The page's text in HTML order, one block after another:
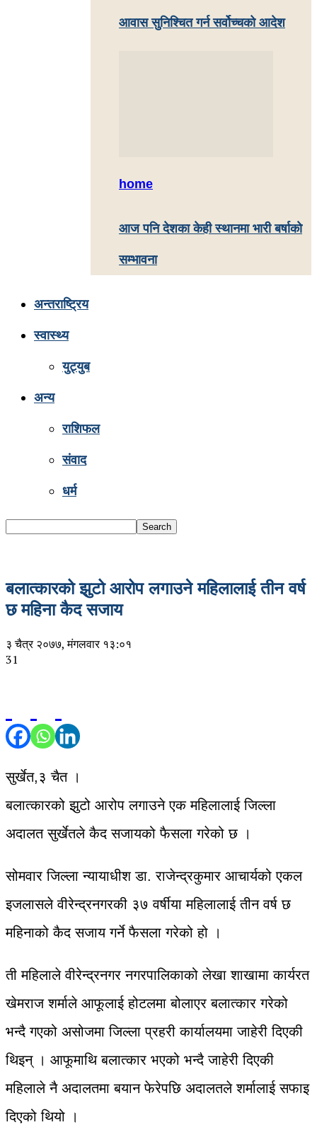
आवास सुनिश्चित गर्न सर्वोच्चको आदेश
home
आज पनि देशका केही स्थानमा भारी बर्षाकाे
सम्भावना
अन्तराष्ट्रिय
स्वास्थ्य
युट्युब
अन्य
राशिफल
संवाद
धर्म
बलात्कारको झुटो आरोप लगाउने महिलालाई तीन वर्ष
छ महिना कैद सजाय
३ चैत्र २०७७, मंगलवार १३:०१
31
सुर्खेत,३ चैत ।
बलात्कारको झुटो आरोप लगाउने एक महिलालाई जिल्ला
अदालत सुर्खेतले कैद सजायको फैसला गरेको छ ।
सोमवार जिल्ला न्यायाधीश डा. राजेन्द्रकुमार आचार्यको एकल
इजलासले वीरेन्द्रनगरकी ३७ वर्षीया महिलालाई तीन वर्ष छ
महिनाको कैद सजाय गर्ने फैसला गरेको हो ।
ती महिलाले वीरेन्द्रनगर नगरपालिकाको लेखा शाखामा कार्यरत
खेमराज शर्माले आफूलाई होटलमा बोलाएर बलात्कार गरेको
भन्दै गएको असोजमा जिल्ला प्रहरी कार्यालयमा जाहेरी दिएकी
थिइन् । आफूमाथि बलात्कार भएको भन्दै जाहेरी दिएकी
महिलाले नै अदालतमा बयान फेरेपछि अदालतले शर्मालाई सफाइ
दिएको थियो ।